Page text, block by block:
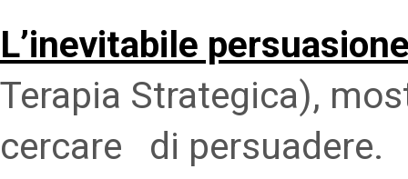
L’inevitabile
Terapia Strategica),
cercare di persuadere.